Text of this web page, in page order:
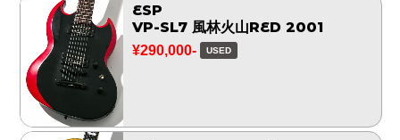
ESP
VP-SL7 風林火山RED 2001
¥290,000- USED